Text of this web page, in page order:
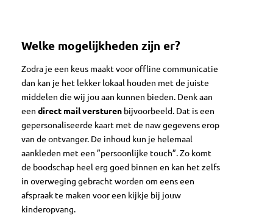
Welke mogelijkheden zijn er?
Zodra je een keus maakt voor offline communicatie
dan kan je het lekker lokaal houden met de juiste
middelen die wij jou aan kunnen bieden. Denk aan
een direct mail versturen bijvoorbeeld. Dat is een
gepersonaliseerde kaart met de naw gegevens erop
van de ontvanger. De inhoud kun je helemaal
aankleden met een ”persoonlijke touch”. Zo komt
de boodschap heel erg goed binnen en kan het zelfs
in overweging gebracht worden om eens een
afspraak te maken voor een kijkje bij jouw
kinderopvang.